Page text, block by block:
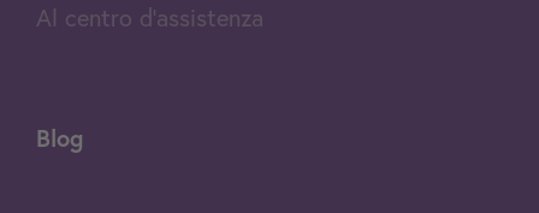
Al centro d'assistenza
Blog